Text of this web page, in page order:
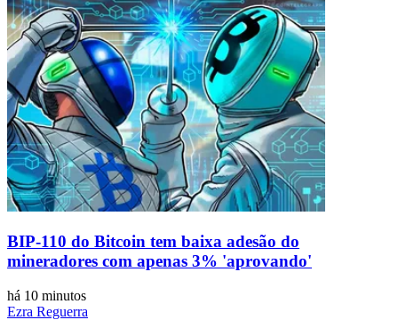
BIP-110 do Bitcoin tem baixa adesão do
mineradores com apenas 3% 'aprovando'
há 10 minutos
Ezra Reguerra